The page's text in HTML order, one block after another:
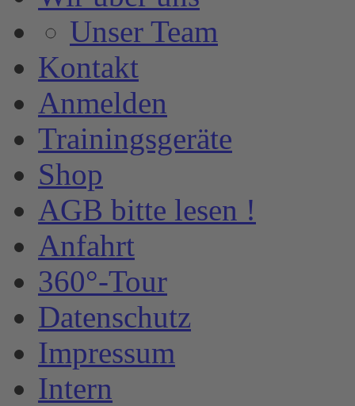
Unser Team
Kontakt
Anmelden
Trainingsgeräte
Shop
AGB bitte lesen !
Anfahrt
360°-Tour
Datenschutz
Impressum
Intern